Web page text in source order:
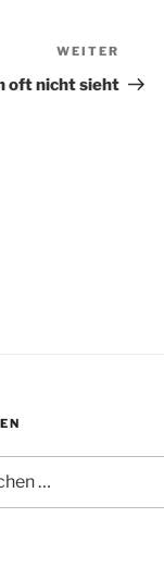
WEITER
oft nicht sieht